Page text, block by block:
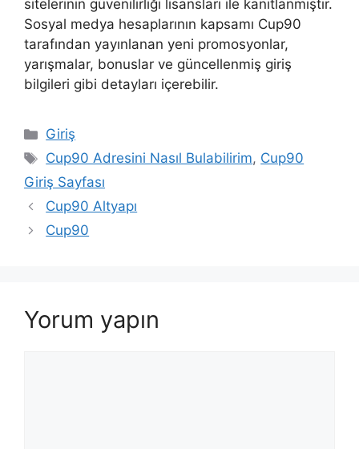
sitelerinin güvenilirliği lisansları ile kanıtlanmıştır.
Sosyal medya hesaplarının kapsamı Cup90
tarafından yayınlanan yeni promosyonlar,
yarışmalar, bonuslar ve güncellenmiş giriş
bilgileri gibi detayları içerebilir.
Kategoriler
Giriş
Etiketler
Cup90 Adresini Nasıl Bulabilirim, Cup90
Giriş Sayfası
Cup90 Altyapı
Cup90
Yorum yapın